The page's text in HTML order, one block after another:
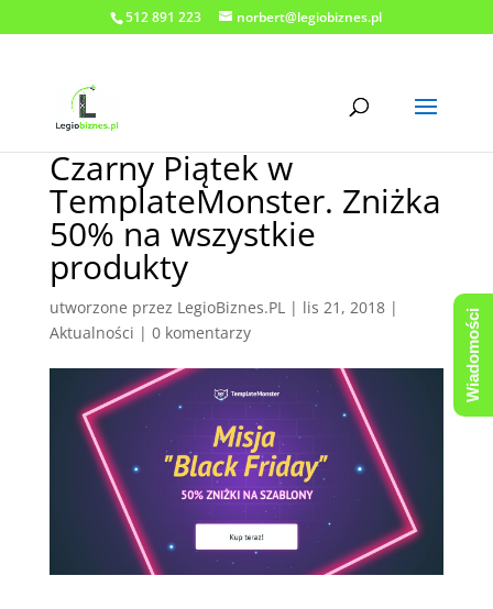
512 891 223 norbert@legiobiznes.pl
Czarny Piątek w
TemplateMonster. Zniżka
50% na wszystkie
produkty
utworzone przez LegioBiznes.PL| lis 21, 2018|
Aktualności | 0 komentarzy Wiadomości